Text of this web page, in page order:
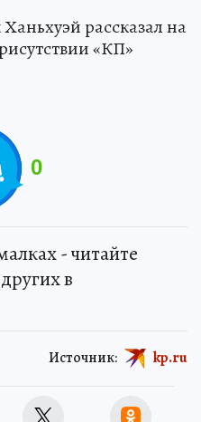
рассказал на
«КП»
0
- читайте
в
Источник: kp.ru